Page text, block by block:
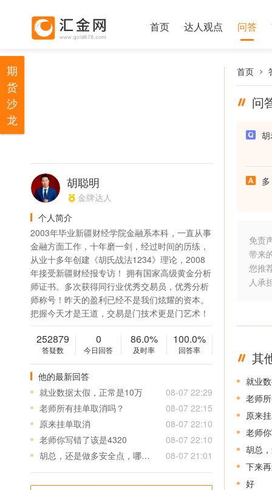
首页 达人观点 问答
胡聪明
金牌达人
个人简介
2003年毕业新疆财经学院金融系本科，一直从事
金融方面工作，十年磨一剑，经过时间的历练，
从业十多年创建《胡氏战法1234》理论，2008
年接受新疆财经报专访！ 拥有国家高级黄金分析
师证书。多次获得同行业优秀交易员，优秀分析
师称号！昨天的盈利已经不是我们炫耀的资本。
把握今天才是王道，交易是门技术更是门艺术！
252879
答疑数
0
今日回答
86.0%
及时率
100.0%
回答率
他的最新回答
就业数据太假，正常是10万
08-07 22:29
老师所有挂单取消吗？
08-07 22:15
原来挂单取消
08-07 22:10
老师你写错了该是4320
08-07 22:10
胡总，还是做多安全点，哪里还能接多？谢谢。
08-07 21:01
首页
问
多
免责
带来
您推
人承
其
就业
老师
原来
老师
胡总
下来
好
期
货
沙
龙